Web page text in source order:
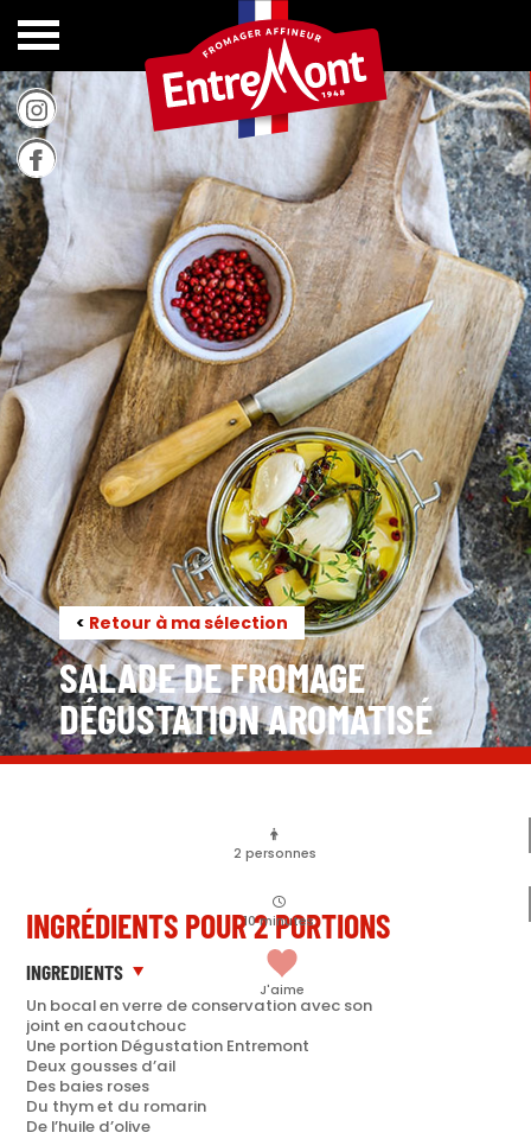
< Retour à ma sélection
SALADE DE FROMAGE
DÉGUSTATION AROMATISÉ
2 personnes
10minutes
J'aime
INGRÉDIENTS POUR 2 PORTIONS
INGREDIENTS
Un bocal en verre de conservation avec son
joint en caoutchouc
Une portion Dégustation Entremont
Deux gousses d’ail
Des baies roses
Du thym et du romarin
De l’huile d’olive